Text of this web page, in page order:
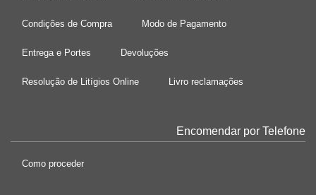
Condições de Compra Modo de Pagamento
Entrega e Portes Devoluções
Resolução de Litígios Online Livro reclamações
Encomendar por Telefone
Como proceder